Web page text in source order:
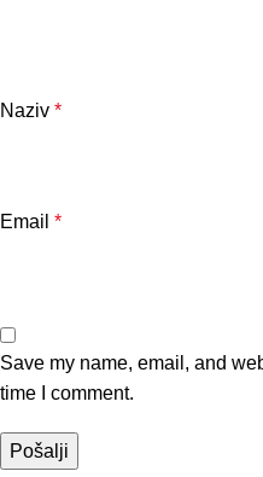
Naziv *
Email *
Save my name, email, and
time I comment.